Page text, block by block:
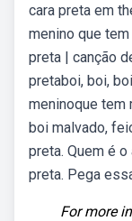
cara preta em
menino que
preta | canção
pretaboi, boi,
meninoque tem
boi malvado,
preta. Quem é
preta. Pega
For more